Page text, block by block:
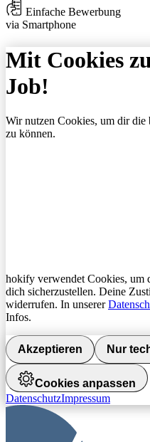
Einfache Bewerbung
via Smartphone
Mit Cookies
Job!
Wir nutzen Cookies, um dir die
zu können.
hokify verwendet Cookies, um
dich sicherzustellen. Deine
widerrufen. In unserer
Infos.
Akzeptieren Nur
Cookies anpassen
DatenschutzImpressum